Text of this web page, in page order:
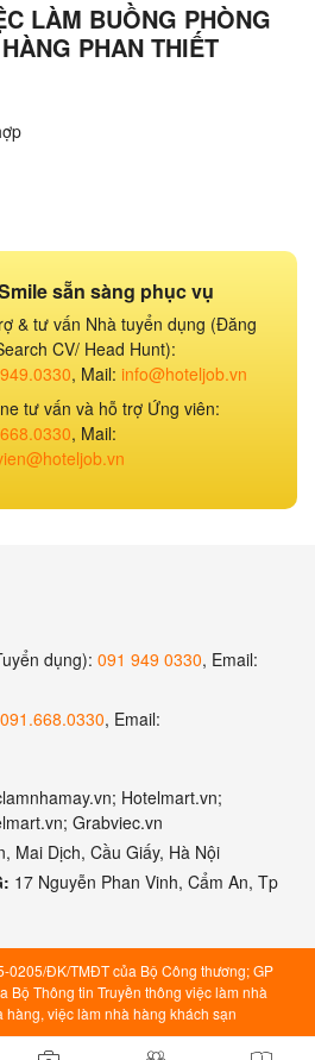
LÀM BUỒNG PHÒNG
PHAN THIẾT
sẵn sàng phục vụ
& tư vấn Nhà tuyển dụng (Đăng
CV/ Head Hunt):
, Mail: info@hoteljob.vn
tư vấn và hỗ trợ Ứng viên:
, Mail:
dụng): 091 949 0330, Email:
091.668.0330, Email:
Hotelmart.vn;
Grabviec.vn
Mai Dịch, Cầu Giấy, Hà Nội
17 Nguyễn Phan Vinh, Cẩm An, Tp
0205/ĐK/TMĐT của Bộ Công thương; GP
Bộ Thông tin Truyền thông việc làm nhà
hàng, việc làm nhà hàng khách sạn